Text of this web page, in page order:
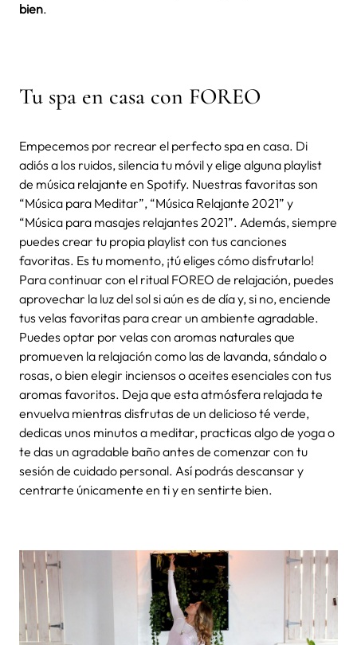
bien.
Tu spa en casa con FOREO
Empecemos por recrear el perfectospa en casa. Di
adiós a los ruidos, silencia tu móvil y elige alguna playlist
de música relajante en Spotify. Nuestras favoritas son
“Música para Meditar”, “Música Relajante 2021” y
“Música para masajes relajantes 2021”. Además, siempre
puedes crear tu propia playlist con tus canciones
favoritas. Es tu momento, ¡tú eliges cómo disfrutarlo!
Para continuar con el ritual FOREO de relajación, puedes
aprovechar la luz del sol si aún es de día y, si no, enciende
tus velas favoritas para crear un ambiente agradable.
Puedes optar por velas con aromas naturales que
promueven la relajación como las de lavanda, sándalo o
rosas, o bien elegir inciensos o aceites esenciales con tus
aromas favoritos. Deja que esta atmósfera relajada te
envuelva mientras disfrutas de un delicioso té verde,
dedicas unos minutos a meditar, practicas algo de yoga o
te das un agradable baño antes de comenzar con tu
sesión de cuidado personal. Así podrás descansar y
centrarte únicamente en ti y en sentirte bien.